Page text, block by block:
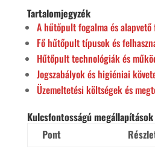
Tartalomjegyzék
A hűtőpult fogalma és
Fő hűtőpult típusok és
Hűtőpult technológiák és
Jogszabályok és higiéniai
Üzemeltetési költségek és
Kulcsfontosságú megállapítások
Pont